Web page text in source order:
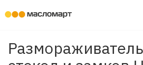
Размораживатель